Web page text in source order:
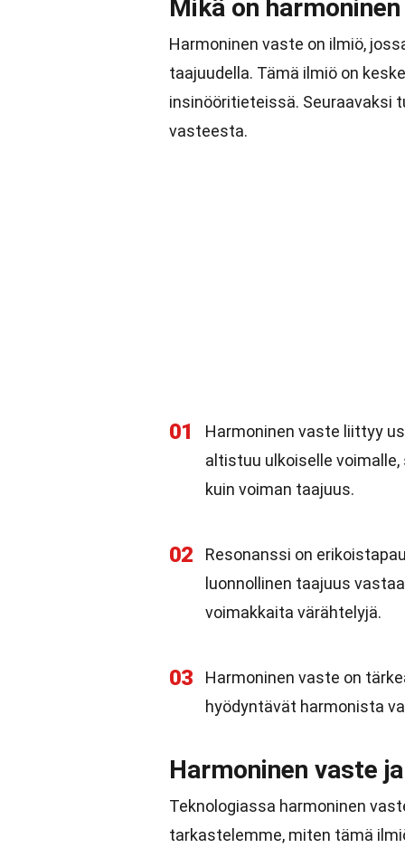
Mikä on
Harmoninen vaste on ilmiö,
taajuudella. Tämä ilmiö on
insinööritieteissä. Seuraavaksi
vasteesta.
01
Harmoninen vaste liittyy
altistuu ulkoiselle
kuin voiman taajuus.
02
Resonanssi on
luonnollinen taajuus
voimakkaita värähtelyjä.
03
Harmoninen vaste on
hyödyntävät harmonista
Harmoninen vaste
Teknologiassa harmoninen
tarkastelemme, miten tämä